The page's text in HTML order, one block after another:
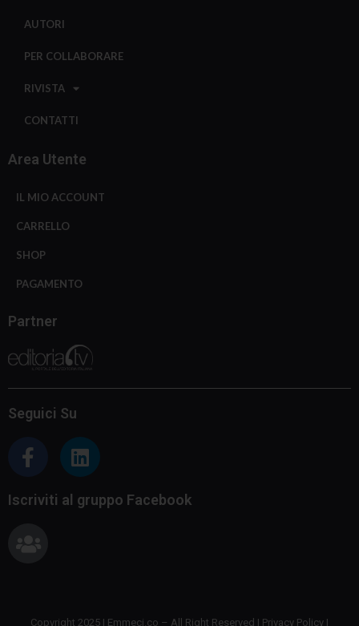
AUTORI
PER COLLABORARE
RIVISTA
CONTATTI
Area Utente
IL MIO ACCOUNT
CARRELLO
SHOP
PAGAMENTO
Partner
Seguici Su
Iscriviti al gruppo Facebook
Copyright 2025 | Emmeci.co – All Right Reserved | Privacy Policy |